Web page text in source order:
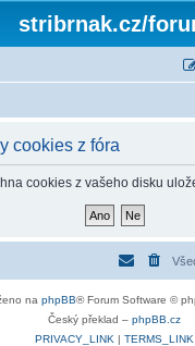
stribrnak.cz/
cookies z fóra
cookies z vašeho disku
na phpBB® Forum Software ©
Český překlad – phpBB.cz
PRIVACY_LINK | TERMS_LINK